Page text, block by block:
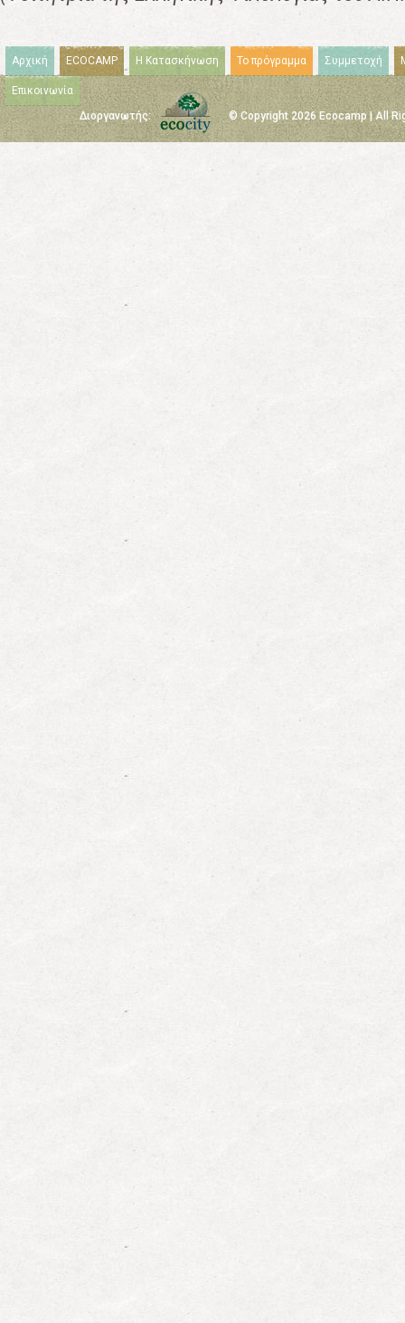
Αρχική ECOCAMP Η Κατασκήνωση Το πρόγραμμα Συμμετοχή
Επικοινωνία
Διοργανωτής:
© Copyright 2026 Ecocamp | All